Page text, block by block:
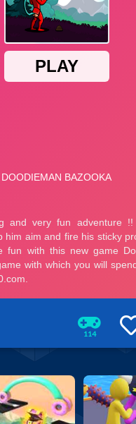
Пасьянс
114